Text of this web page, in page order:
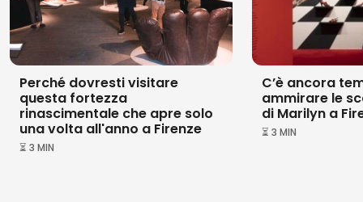
Perché dovresti visitare
questa fortezza
rinascimentale che apre solo
una volta all'anno a Firenze
⏳ 3 MIN
C’è ancora
ammirare le
di Marilyn a
⏳ 3 MIN